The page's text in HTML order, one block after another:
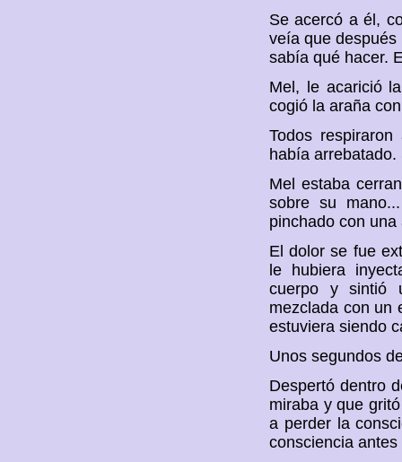
Se acercó a él,
veía que
sabía qué hacer.
Mel, le acarició
cogió la araña
Todos
había
Mel estaba
sobre su
pinchado con
El dolor se fue
le hubiera
cuerpo y sintió
mezclada con un
estuviera siendo
Unos segundos
Despertó dentro
miraba y que
a perder la
consciencia